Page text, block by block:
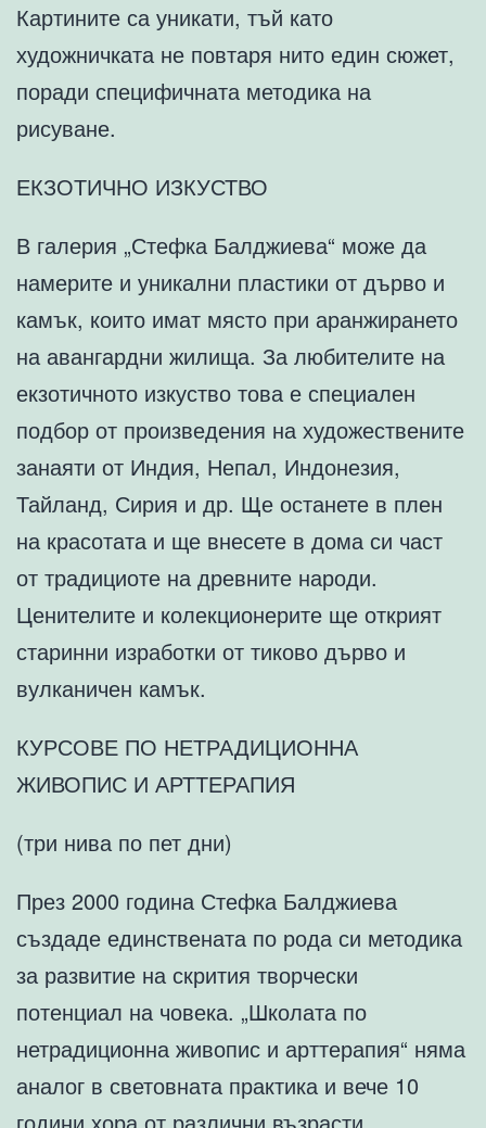
Картините са уникати, тъй като
художничката не повтаря нито един сюжет,
поради специфичната методика на
рисуване.
ЕКЗОТИЧНО ИЗКУСТВО
В галерия „Стефка Балджиева“ може да
намерите и уникални пластики от дърво и
камък, които имат място при аранжирането
на авангардни жилища. За любителите на
екзотичното изкуство това е специален
подбор от произведения на художествените
занаяти от Индия, Непал, Индонезия,
Тайланд, Сирия и др. Ще останете в плен
на красотата и ще внесете в дома си част
от традициоте на древните народи.
Ценителите и колекционерите ще открият
старинни изработки от тиково дърво и
вулканичен камък.
КУРСОВЕ ПО НЕТРАДИЦИОННА
ЖИВОПИС И АРТТЕРАПИЯ
(три нива по пет дни)
През 2000 година Стефка Балджиева
създаде единствената по рода си методика
за развитие на скрития творчески
потенциал на човека. „Школата по
нетрадиционна живопис и арттерапия“ няма
аналог в световната практика и вече 10